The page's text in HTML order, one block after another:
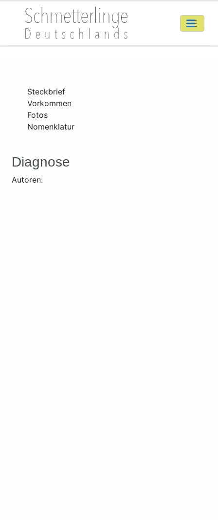
Steckbrief
Vorkommen
Fotos
Nomenklatur
Diagnose
Autoren: